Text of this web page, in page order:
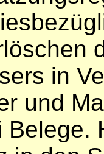
in
und
Belege.